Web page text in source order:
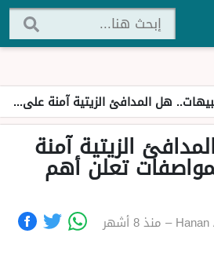
هل المدافئ الزيتية آمنة على حياتك؟ المواصفات تعلن أهم التحذيرات
الزيتية آمنة
تعلن أهم
– منذ 8 أشهر